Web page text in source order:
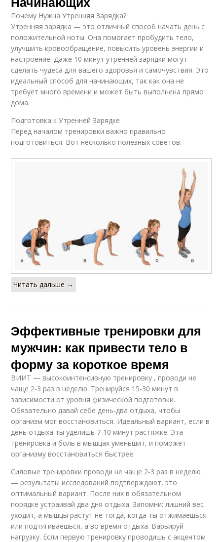
Почему Нужна Утренняя Зарядка?
Утренняя зарядка — это отличный способ начать день с
положительной ноты. Она помогает пробудить тело,
улучшить кровообращение, повысить уровень энергии и
настроение. Даже 10 минут утренней зарядки могут
сделать чудеса для вашего здоровья и самочувствия. Это
идеальный способ для начинающих, так как она не
требует много времени и может быть выполнена прямо
дома.
Подготовка к Утренней Зарядке
Перед началом тренировки важно правильно
подготовиться. Вот несколько полезных советов:
Читать дальше →
Эффективные тренировки для
мужчин: как привести тело в
форму за короткое время
ВИИТ — высокоинтенсивную тренировку , проводи не
чаще 2-3 раз в неделю. Тренируйся 15-30 минут в
зависимости от уровня физической подготовки.
Обязательно давай себе день-два отдыха, чтобы
организм мог восстановиться. Идеальный вариант, если в
день отдыха ты уделишь 7-10 минут растяжке. Эта
тренировка и боль в мышцах уменьшит, и поможет
организму восстановиться быстрее.
Силовые тренировки проводи не чаще 2-3 раз в неделю
— результаты исследований подтверждают, это
оптимальный вариант. После них в обязательном
порядке устраивай два дня отдыха. Запомни: лишний вес
уходит, а мышцы растут не тогда, когда ты отжимаешься
или подтягиваешься, а во время отдыха. Варьируй
нагрузку. Если первую тренировку проводишь с акцентом